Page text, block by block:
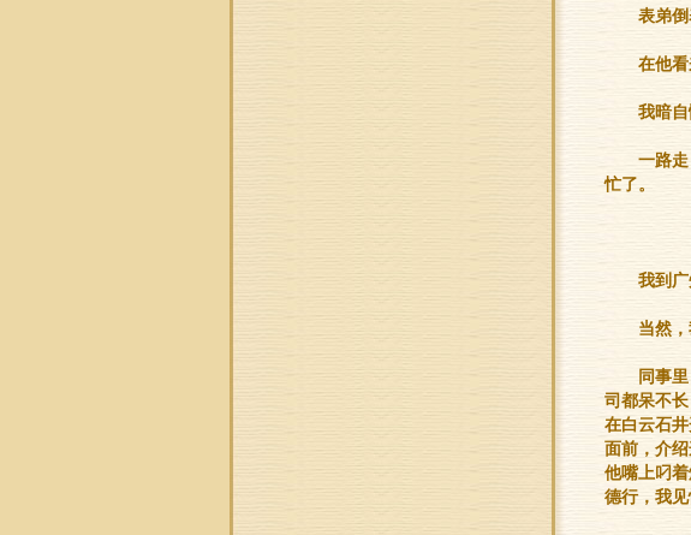
表弟
在他看
我暗
一路
忙了。
我到
当然
同事
司都呆不
在白云石
面前，介
他嘴上叼
德行，我